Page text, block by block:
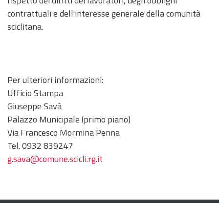
contrattuali e dell'interesse generale della comunità
sciclitana.
Per ulteriori informazioni:
Ufficio Stampa
Giuseppe Savà
Palazzo Municipale (primo piano)
Via Francesco Mormina Penna
Tel. 0932 839247
g.sava@comune.scicli.rg.it